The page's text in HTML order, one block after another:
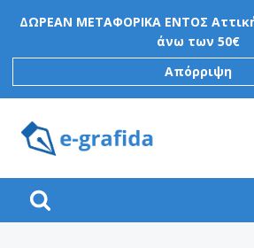
ΔΩΡΕΑΝ ΜΕΤΑΦΟΡΙΚΑ ΕΝΤΟΣ
άνω των 50€
Απόρριψη